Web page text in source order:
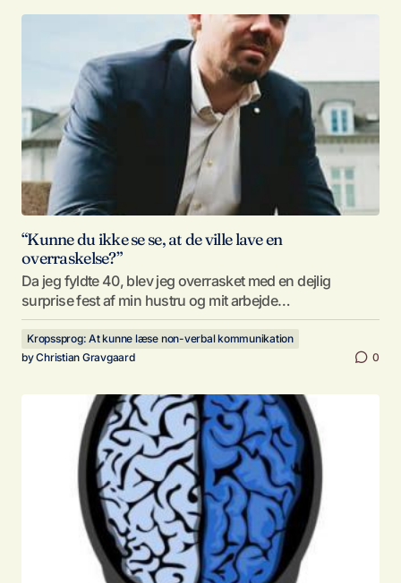
“Kunne du ikke se se, at de ville lave en
overraskelse?”
Da jeg fyldte 40, blev jeg overrasket med en dejlig
surprise fest af min hustru og mit arbejde…
Kropssprog: At kunne læse non-verbal kommunikation
byChristian Gravgaard 0